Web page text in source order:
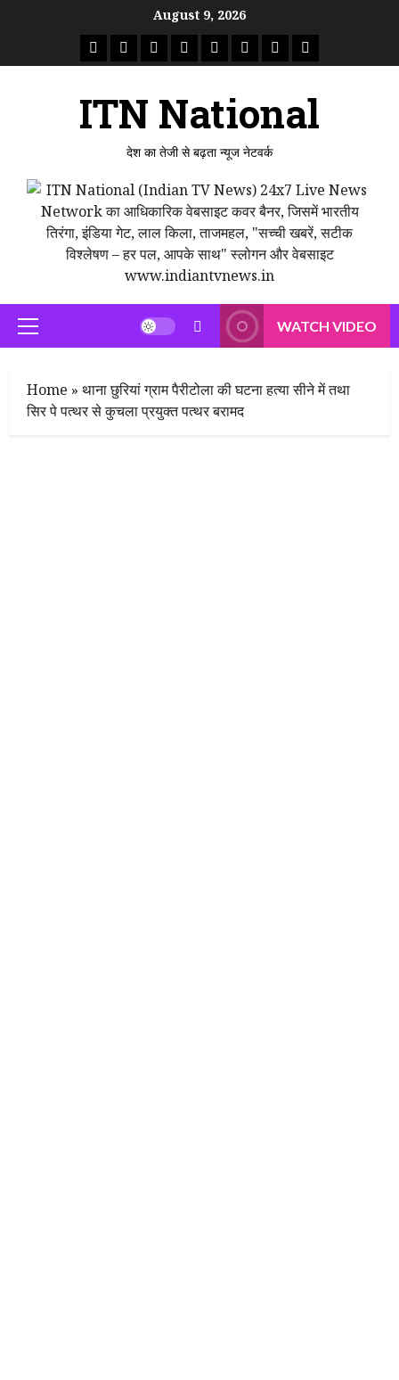
August 9, 2026
ITN National
देश का तेजी से बढ़ता न्यूज नेटवर्क
WATCH VIDEO
Home » थाना छुरियां ग्राम पैरीटोला की घटना हत्या सीने में तथा
सिर पे पत्थर से कुचला प्रयुक्त पत्थर बरामद